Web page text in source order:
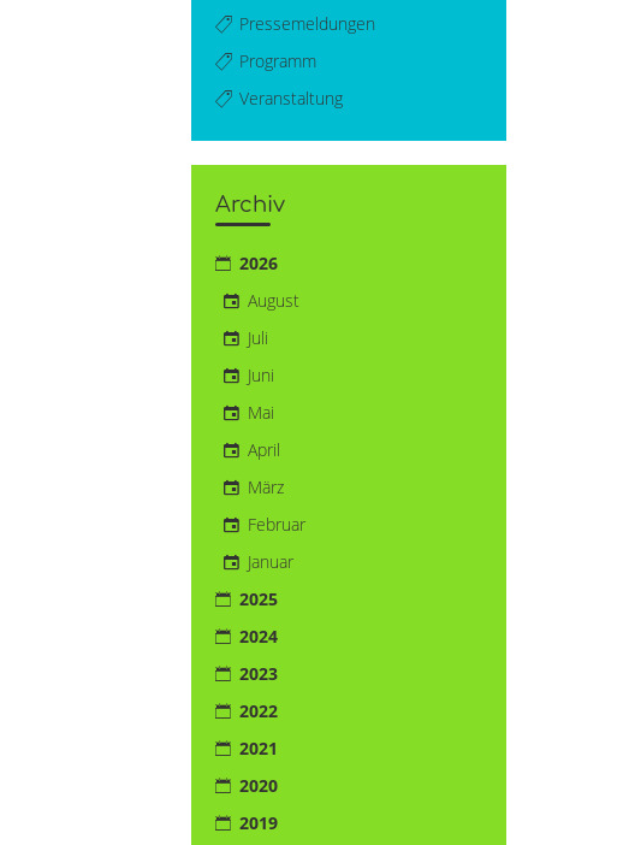
Pressemeldungen
Programm
Veranstaltung
Archiv
2026
August
Juli
Juni
Mai
April
März
Februar
Januar
2025
2024
2023
2022
2021
2020
2019